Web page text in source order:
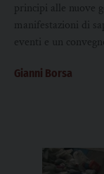
principi alle nuove
manifestazioni di
eventi e un
Gianni Borsa